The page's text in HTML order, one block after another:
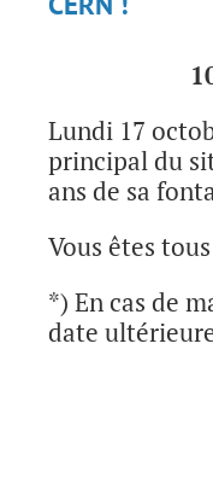
Lundi 17
principal du
ans de sa
Vous êtes
*) En cas de
date